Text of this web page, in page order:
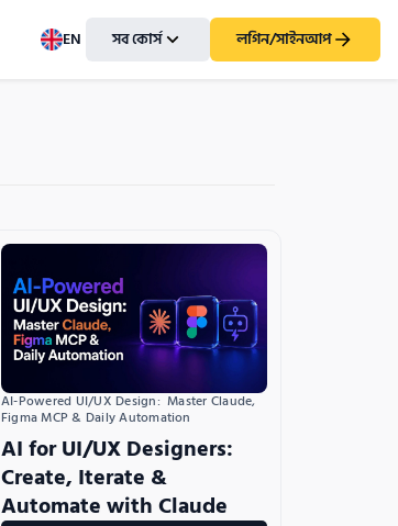
EN সব কোর্স লগিন/সাইনআপ
AI-Powered UI/UX Design:  Master Claude,
Figma MCP & Daily Automation
AI for UI/UX Designers:
Create, Iterate &
Automate with Claude